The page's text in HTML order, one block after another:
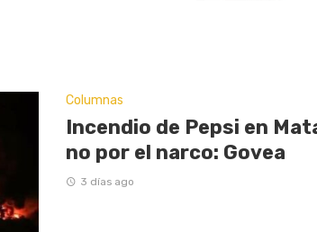
Columnas
Incendio de Pepsi en
no por el narco: Govea
3 días ago